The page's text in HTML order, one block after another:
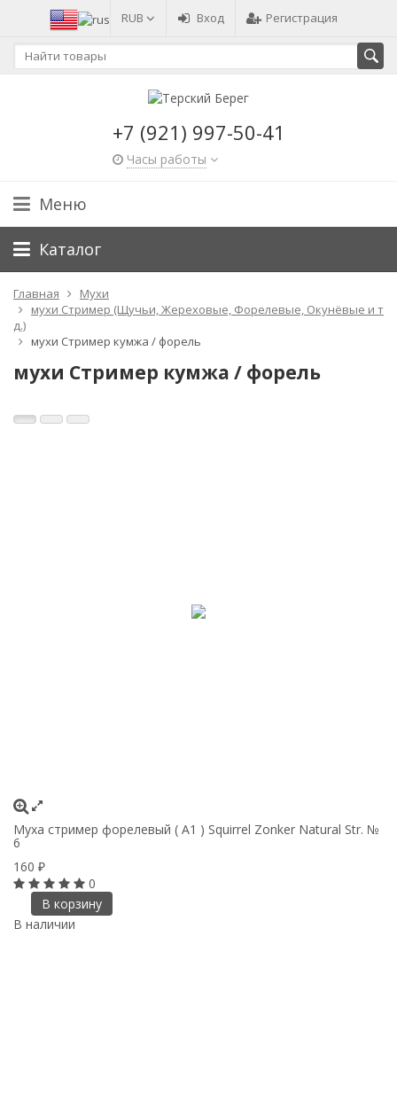
RUB Вход Регистрация
+7 (921) 997-50-41
Часы работы
Меню
Каталог
Главная
Мухи
мухи Стример (Щучьи, Жереховые, Форелевые, Окунёвые и т
д.)
мухи Стример кумжа / форель
мухи Стример кумжа / форель
Муха стример форелевый ( A1 ) Squirrel Zonker Natural Str. №
6
160 ₽
0
В корзину
В наличии